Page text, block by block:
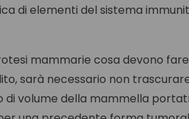
di elementi del sistema
mammarie cosa devono
sarà necessario non
di volume della mammella